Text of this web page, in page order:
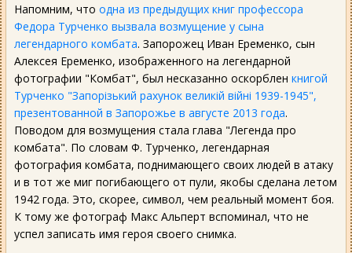
Напомним, что одна из предыдущих книг профессора
Федора Турченко вызвала возмущение у сына
легендарного комбата. Запорожец Иван Еременко, сын
Алексея Еременко, изображенного на легендарной
фотографии "Комбат", был несказанно оскорблен книгой
Турченко "Запорізький рахунок великій війні 1939-1945",
презентованной в Запорожье в августе 2013 года.
Поводом для возмущения стала глава "Легенда про
комбата". По словам Ф. Турченко, легендарная
фотография комбата, поднимающего своих людей в атаку
и в тот же миг погибающего от пули, якобы сделана летом
1942 года. Это, скорее, символ, чем реальный момент боя.
К тому же фотограф Макс Альперт вспоминал, что не
успел записать имя героя своего снимка.